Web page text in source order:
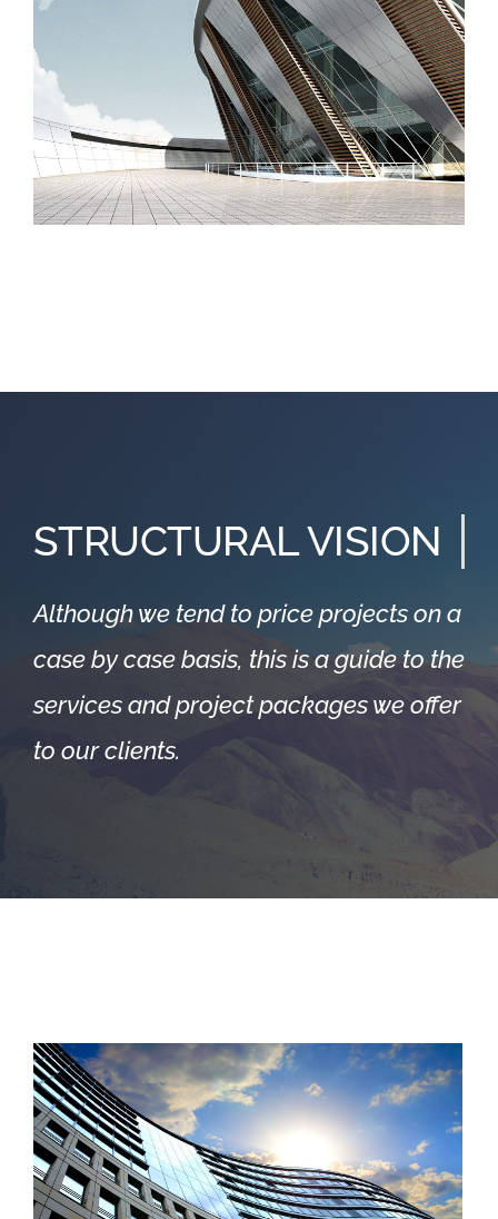
STRUCTURAL VISION
Although we tend to price projects on a
case by case basis, this is a guide to the
services and project packages we offer
to our clients.